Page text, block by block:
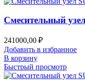
Смесительный
241000,00 ₽
Добавить в избранное
В корзину
Быстрый просмотр